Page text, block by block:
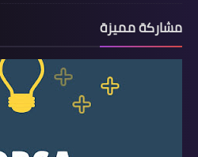
مشاركة مميزة